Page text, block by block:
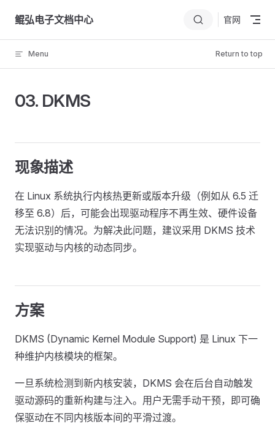
Skip to content
鲲弘电子文档中心 官网
Menu Return to top
03. DKMS
现象描述
在 Linux 系统执行内核热更新或版本升级（例如从 6.5 迁
移至 6.8）后，可能会出现驱动程序不再生效、硬件设备
无法识别的情况。为解决此问题，建议采用 DKMS 技术
实现驱动与内核的动态同步。
方案
DKMS (Dynamic Kernel Module Support) 是 Linux 下一
种维护内核模块的框架。
一旦系统检测到新内核安装，DKMS 会在后台自动触发
驱动源码的重新构建与注入。用户无需手动干预，即可确
保驱动在不同内核版本间的平滑过渡。